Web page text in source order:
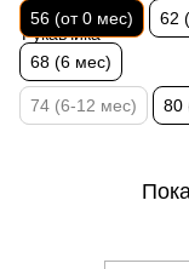
56 (от 0 мес) 62
68 (6 мес)
74 (6-12 мес) 80